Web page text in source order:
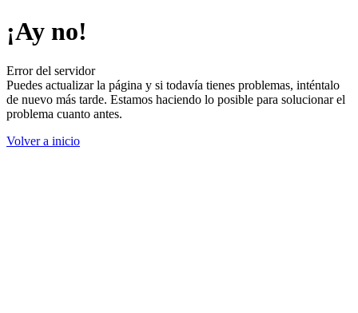
¡Ay no!
Error del servidor
Puedes actualizar la página y si todavía tienes problemas, inténtalo
de nuevo más tarde. Estamos haciendo lo posible para solucionar el
problema cuanto antes.
Volver a inicio